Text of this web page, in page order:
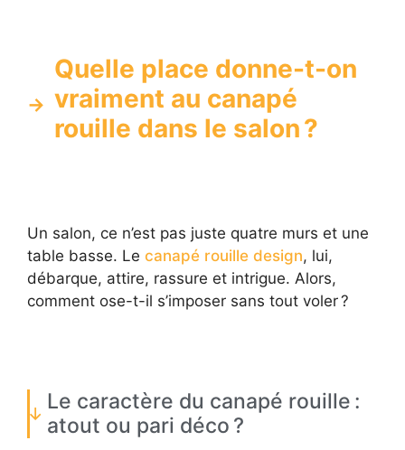
Quelle place donne-t-on
vraiment au canapé
rouille dans le salon ?
Un salon, ce n’est pas juste quatre murs et une
table basse. Le canapé rouille design, lui,
débarque, attire, rassure et intrigue. Alors,
comment ose-t-il s’imposer sans tout voler ?
Le caractère du canapé rouille :
atout ou pari déco ?